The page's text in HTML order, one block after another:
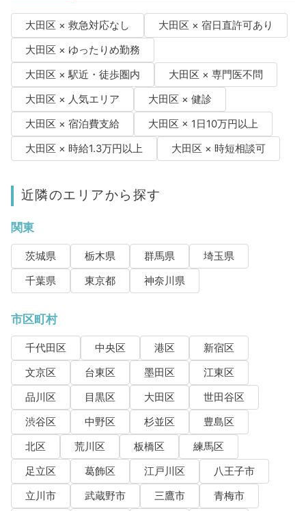
大田区 × 救急対応なし
大田区 × 宿日直許可あり
大田区 × ゆったりめ勤務
大田区 × 駅近・徒歩圏内
大田区 × 専門医不問
大田区 × 人気エリア
大田区 × 健診
大田区 × 宿泊費支給
大田区 × 1日10万円以上
大田区 × 時給1.3万円以上
大田区 × 時短相談可
近隣のエリアから探す
関東
茨城県 栃木県 群馬県
埼玉県
千葉県
東京都 神奈川県
市区町村
千代田区 中央区 港区
新宿区
文京区
台東区 墨田区
江東区
品川区
目黒区 大田区
世田谷区
渋谷区
中野区 杉並区
豊島区
北区
荒川区 板橋区
練馬区
足立区
葛飾区 江戸川区
八王子市
立川市
武蔵野市 三鷹市
青梅市